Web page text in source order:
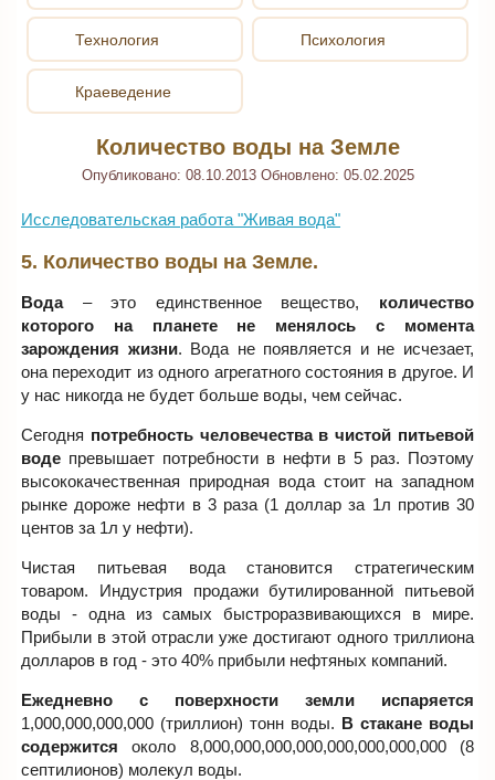
Технология
Краеведение
Психология
Количество воды на Земле
Опубликовано: 08.10.2013 Обновлено: 05.02.2025
Исследовательская работа "Живая вода"
5. Количество воды на Земле.
Вода– это единственное вещество, количество
которого на планете не менялось с момента
зарождения жизни. Вода не появляется и не исчезает,
она переходит из одного агрегатного состояния в другое. И
у нас никогда не будет больше воды, чем сейчас.
Сегодня потребность человечества в чистой питьевой
воде превышает потребности в нефти в 5 раз. Поэтому
высококачественная природная вода стоит на западном
рынке дороже нефти в 3 раза (1 доллар за 1л против 30
центов за 1л у нефти).
Чистая питьевая вода становится стратегическим
товаром. Индустрия продажи бутилированной питьевой
воды - одна из самых быстроразвивающихся в мире.
Прибыли в этой отрасли уже достигают одного триллиона
долларов в год - это 40% прибыли нефтяных компаний.
Ежедневно с поверхности земли испаряется
1,000,000,000,000 (триллион) тонн воды. В стакане воды
содержится около 8,000,000,000,000,000,000,000,000 (8
септилионов) молекул воды.